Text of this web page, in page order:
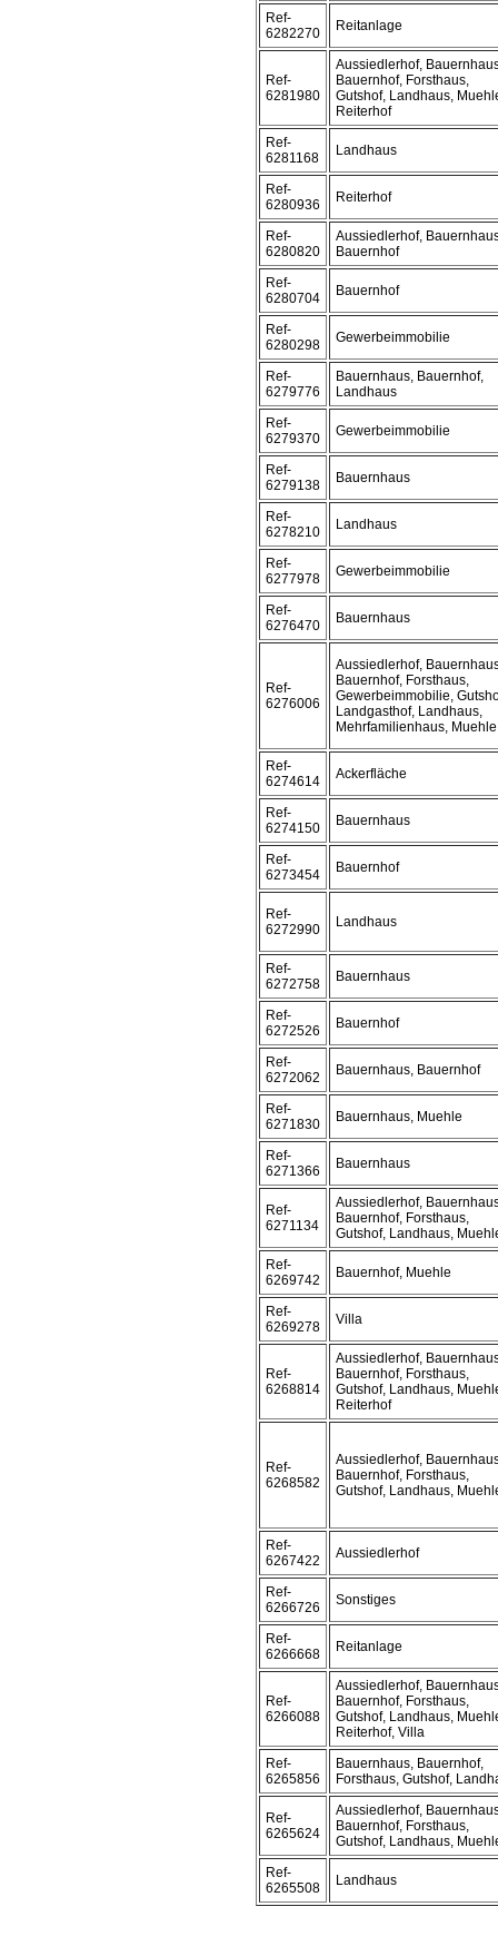
Ref-
6282270
Reitanlage
Ref-
6281980
Aussiedlerhof,
Bauernhof, Forsthaus,
Gutshof, Landhaus,
Reiterhof
Ref-
6281168
Landhaus
Ref-
6280936
Reiterhof
Ref-
6280820
Aussiedlerhof,
Bauernhof
Ref-
6280704
Bauernhof
Ref-
6280298
Gewerbeimmobilie
Ref-
6279776
Bauernhaus, Bauernhof,
Landhaus
Ref-
6279370
Gewerbeimmobilie
Ref-
6279138
Bauernhaus
Ref-
6278210
Landhaus
Ref-
6277978
Gewerbeimmobilie
Ref-
6276470
Bauernhaus
Ref-
6276006
Aussiedlerhof,
Bauernhof, Forsthaus,
Gewerbeimmobilie,
Landgasthof, Landhaus,
Mehrfamilienhaus, Muehle
Ref-
6274614
Ackerfläche
Ref-
6274150
Bauernhaus
Ref-
6273454
Bauernhof
Ref-
6272990
Landhaus
Ref-
6272758
Bauernhaus
Ref-
6272526
Bauernhof
Ref-
6272062
Bauernhaus, Bauernhof
Ref-
6271830
Bauernhaus, Muehle
Ref-
6271366
Bauernhaus
Ref-
6271134
Aussiedlerhof,
Bauernhof, Forsthaus,
Gutshof, Landhaus,
Ref-
6269742
Bauernhof, Muehle
Ref-
6269278
Villa
Ref-
6268814
Aussiedlerhof,
Bauernhof, Forsthaus,
Gutshof, Landhaus,
Reiterhof
Ref-
6268582
Aussiedlerhof,
Bauernhof, Forsthaus,
Gutshof, Landhaus,
Ref-
6267422
Aussiedlerhof
Ref-
6266726
Sonstiges
Ref-
6266668
Reitanlage
Ref-
6266088
Aussiedlerhof,
Bauernhof, Forsthaus,
Gutshof, Landhaus,
Reiterhof, Villa
Ref-
6265856
Bauernhaus, Bauernhof,
Forsthaus, Gutshof,
Ref-
6265624
Aussiedlerhof,
Bauernhof, Forsthaus,
Gutshof, Landhaus,
Ref-
6265508
Landhaus